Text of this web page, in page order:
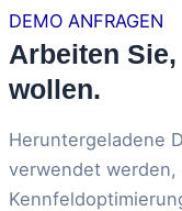
DEMO ANFRAGEN
Arbeiten
wollen.
Heruntergeladene
verwendet werden,